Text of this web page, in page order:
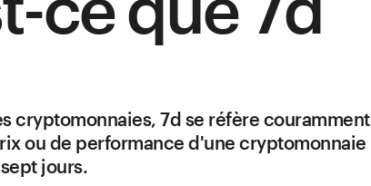
cryptomonnaies, 7d se réfère couramment
ou de performance d'une cryptomonnaie
jours.